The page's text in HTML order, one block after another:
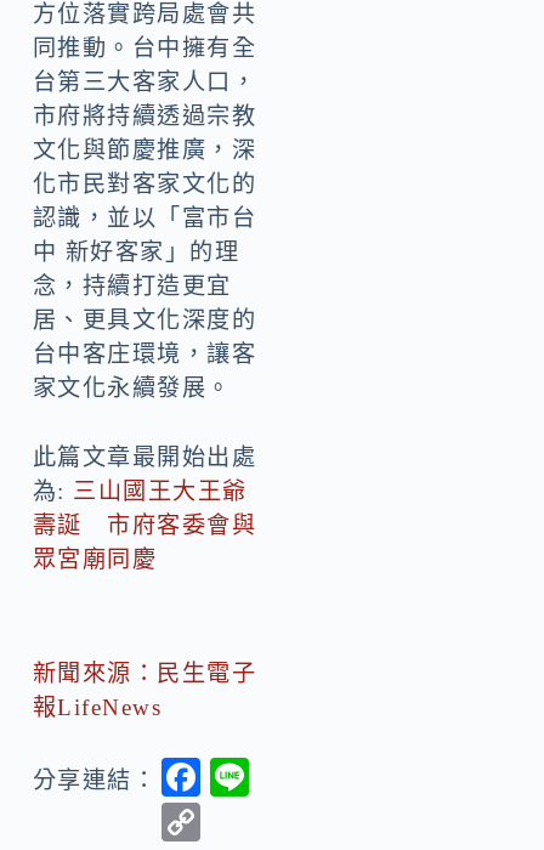
市府將持續透過宗教
文化與節慶推廣，深
化市民對客家文化的
認識，並以「富市台
中 新好客家」的理
念，持續打造更宜
居、更具文化深度的
台中客庄環境，讓客
家文化永續發展。
此篇文章最開始出處
為:三山國王大王爺
眾宮廟同慶
新聞來源：民生電子
分享連結：
F
e
b
Li
o
p
上一篇 下一篇